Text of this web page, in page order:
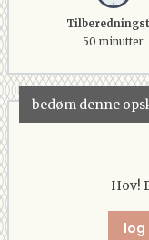
50 minutter
bedøm denne
Hov!
log